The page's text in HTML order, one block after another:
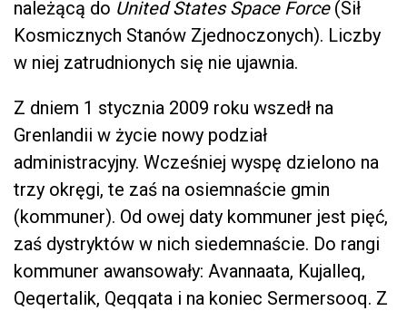
należącą do United States Space Force(Sił
Kosmicznych Stanów Zjednoczonych). Liczby
w niej zatrudnionych się nie ujawnia.
Z dniem 1 stycznia 2009 roku wszedł na
Grenlandii w życie nowy podział
administracyjny. Wcześniej wyspę dzielono na
trzy okręgi, te zaś na osiemnaście gmin
(kommuner). Od owej daty kommuner jest pięć,
zaś dystryktów w nich siedemnaście. Do rangi
kommuner awansowały: Avannaata, Kujalleq,
Qeqertalik, Qeqqata i na koniec Sermersooq. Z